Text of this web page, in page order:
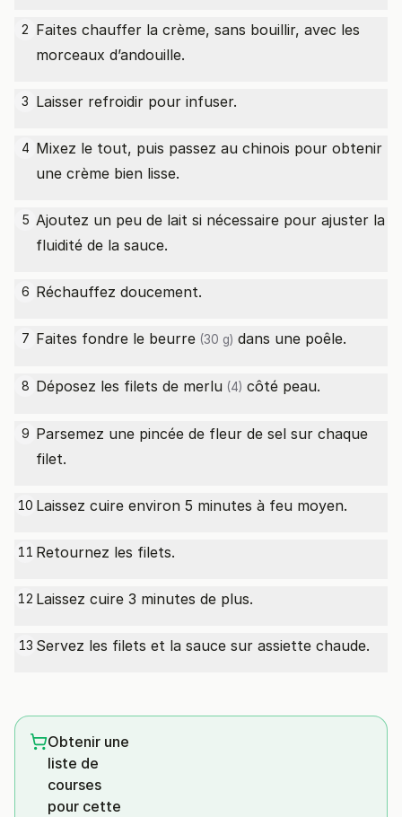
2 Faites chauffer la crème, sans bouillir, avec les
morceaux d’andouille.
3 Laisser refroidir pour infuser.
4 Mixez le tout, puis passez au chinois pour obtenir
une crème bien lisse.
5 Ajoutez un peu de lait si nécessaire pour ajuster la
fluidité de la sauce.
6 Réchauffez doucement.
7 Faites fondre le beurre (30 g) dans une poêle.
8 Déposez les filets de merlu (4) côté peau.
9 Parsemez une pincée de fleur de sel sur chaque
filet.
10 Laissez cuire environ 5 minutes à feu moyen.
11 Retournez les filets.
12 Laissez cuire 3 minutes de plus.
13 Servez les filets et la sauce sur assiette chaude.
Obtenir une
liste de
courses
pour cette